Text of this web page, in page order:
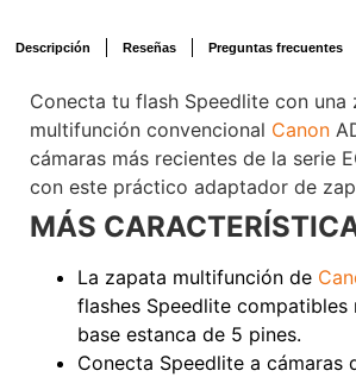
Descripción Reseñas Preguntas frecuentes
Conecta tu flash Speedlite con una
multifunción convencional Canon
cámaras más recientes de la serie
con este práctico adaptador de
MÁS
La zapata multifunción de
flashes Speedlite compatibles
base estanca de 5 pines.
Conecta Speedlite a cámaras